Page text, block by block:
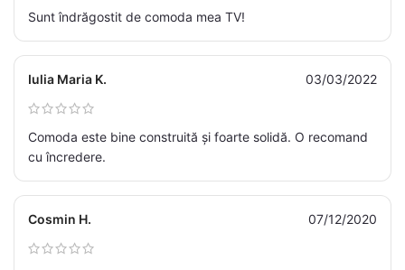
Sunt îndrăgostit de comoda mea TV!
Iulia Maria K. 03/03/2022
Comoda este bine construită și foarte solidă. O recomand
cu încredere.
Cosmin H. 07/12/2020